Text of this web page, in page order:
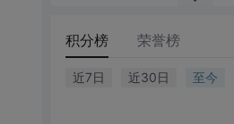
积分榜 荣誉榜
近7日 近30日 至今